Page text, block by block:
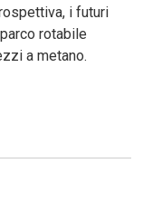
i futuri
rotabile
a metano.